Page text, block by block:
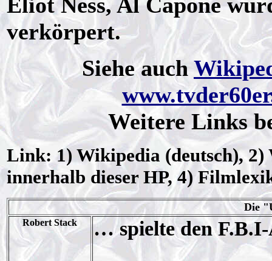
verkörpert.
Siehe auch
Weitere Links
Link: 1) Wikipedia (deutsch),
innerhalb dieser HP, 4)
Die
Robert Stack … spielte den F.B.I-